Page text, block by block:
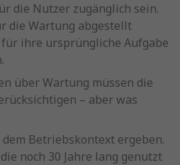
die Nutzer zugänglich sein.
die Wartung abgestellt
ihre ursprüngliche Aufgabe
über Wartung müssen die
– aber was
dem Betriebskontext ergeben.
noch 30 Jahre lang genutzt